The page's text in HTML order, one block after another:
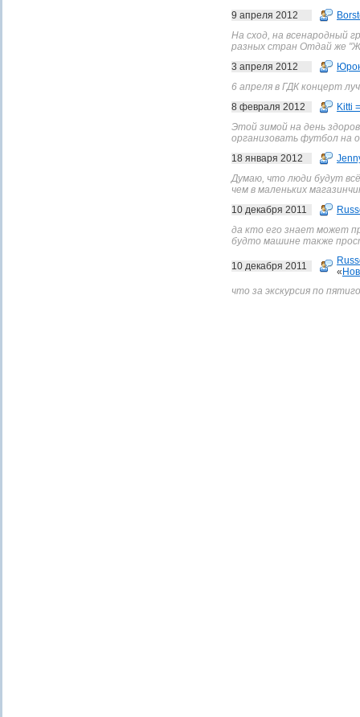
9 апреля 2012
На сход, на всенародный
разных стран Отдай же
3 апреля 2012
6 апреля в ГДК концерт
8 февраля 2012
Kitti
Этой зимой на день
организовать футбол на
18 января 2012
Думаю, что люди будут
чем в маленьких
10 декабря 2011
да кто его знает может
будто машине также
10 декабря 2011
«
что за экскурсия по